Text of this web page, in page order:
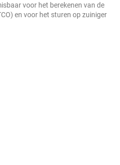
voor het berekenen van de
en voor het sturen op zuiniger